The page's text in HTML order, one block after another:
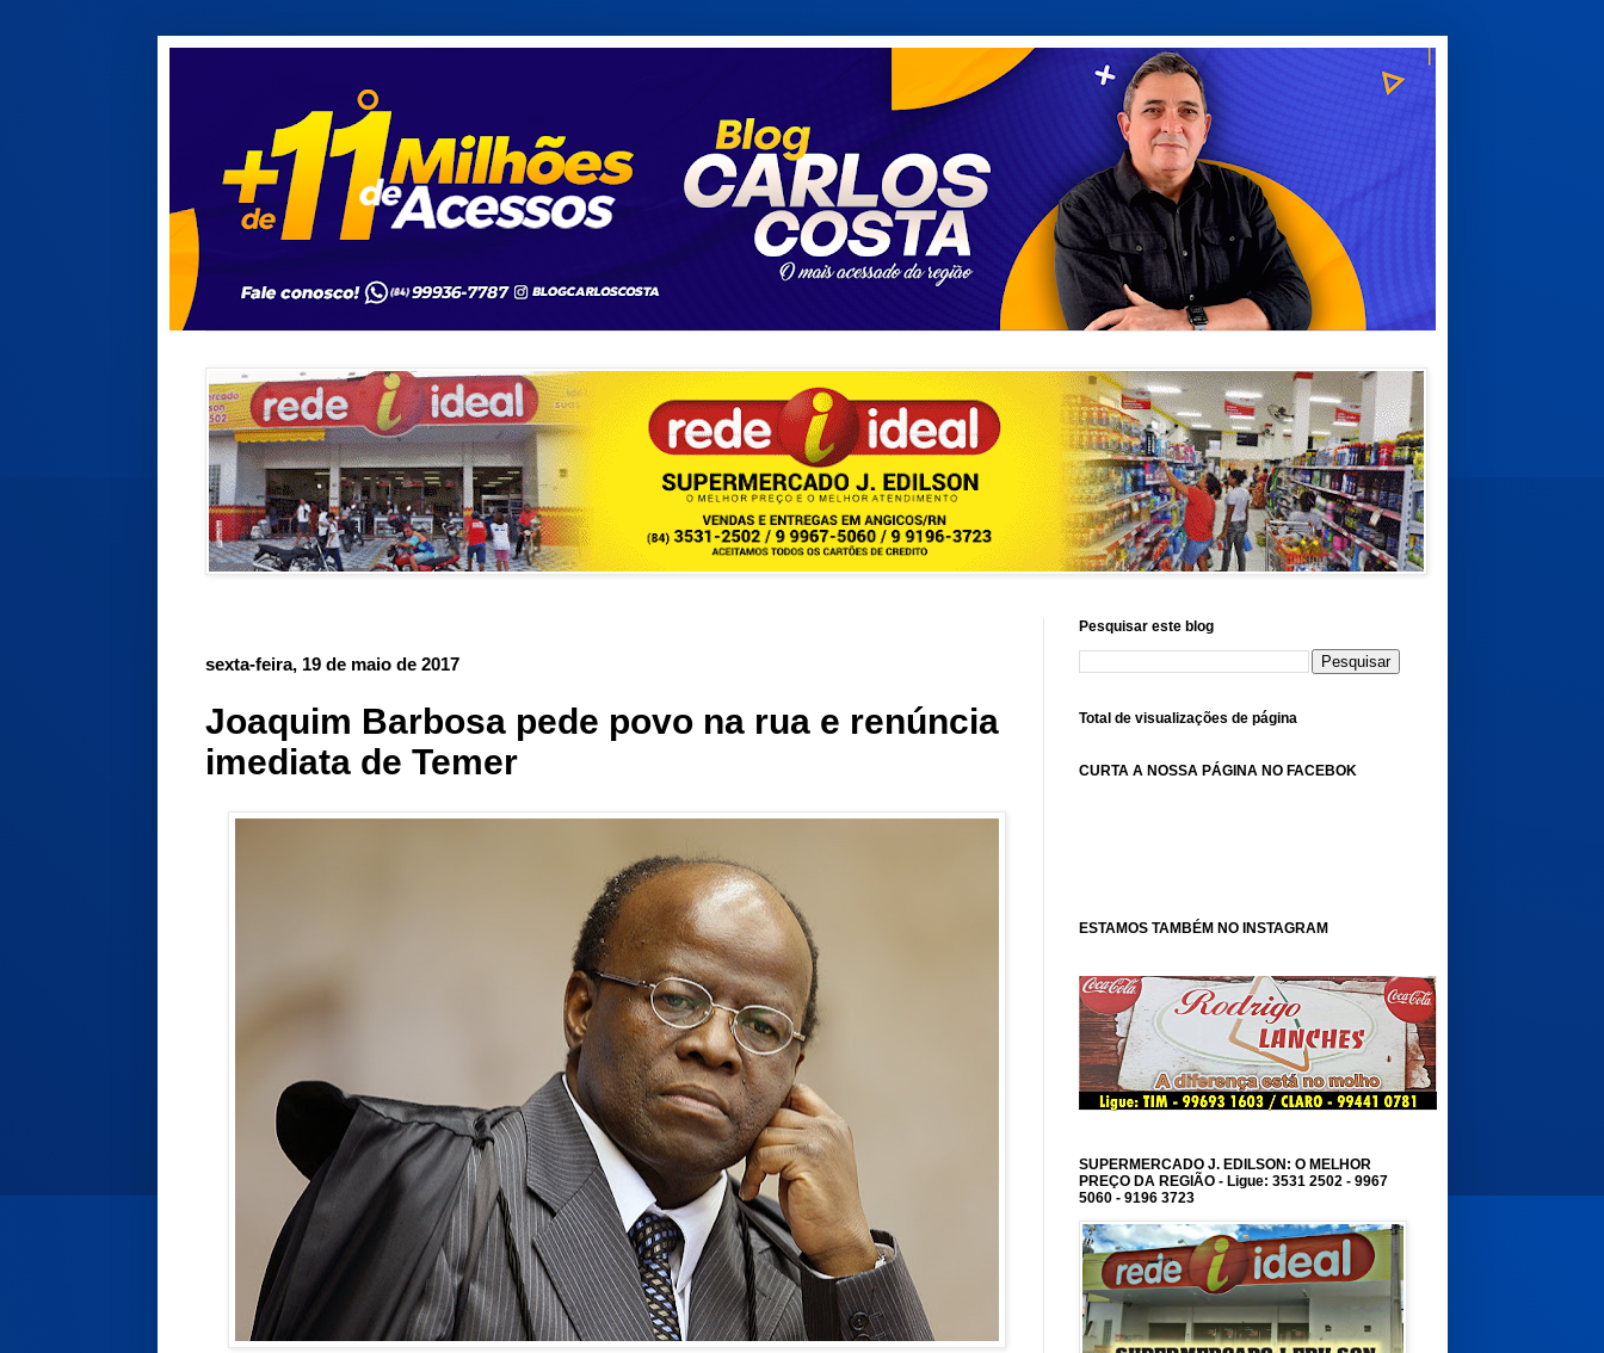
sexta-feira, 19 de maio de 2017
Joaquim Barbosa pede povo na rua e renúncia
imediata de Temer
Pesquisar este blog
Total de visualizações de página
CURTA A NOSSA PÁGINA NO FACEBOK
ESTAMOS TAMBÉM NO INSTAGRAM
SUPERMERCADO J. EDILSON: O MELHOR
PREÇO DA REGIÃO - Ligue: 3531 2502 - 9967
5060 - 9196 3723